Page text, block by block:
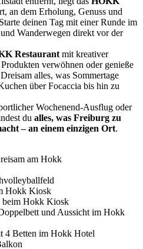
an dem Erholung, Genuss und
deinen Tag mit einer Runde im
Wanderwegen direkt vor der
Restaurant mit kreativer
verwöhnen oder genieße
alles, was Sommertage
über Focaccia bis hin zu
Wochenend-Ausflug oder
du alles, was Freiburg zu
– an einem einzigen Ort.